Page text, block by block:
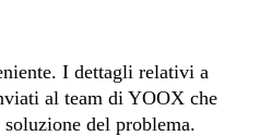
I dettagli relativi a
al team di YOOX che
del problema.